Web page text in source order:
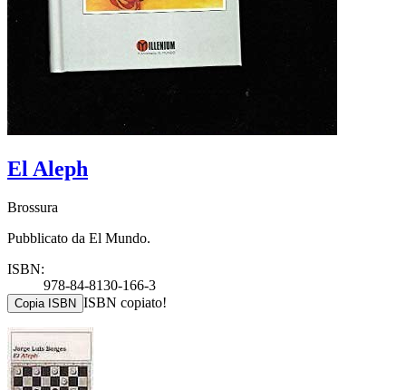
El Aleph
Brossura
Pubblicato da El Mundo.
ISBN:
978-84-8130-166-3
Copia ISBN ISBN copiato!